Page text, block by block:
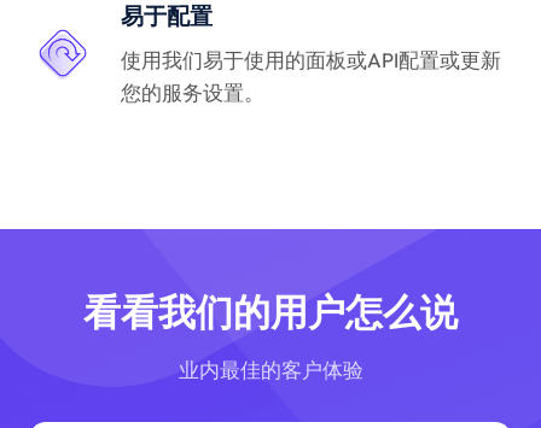
易于配置
使用我们易于使用的面板或API配置或更新
您的服务设置。
看看我们的用户怎么说
业内最佳的客户体验